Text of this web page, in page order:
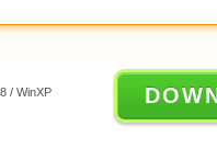
/ WinXP